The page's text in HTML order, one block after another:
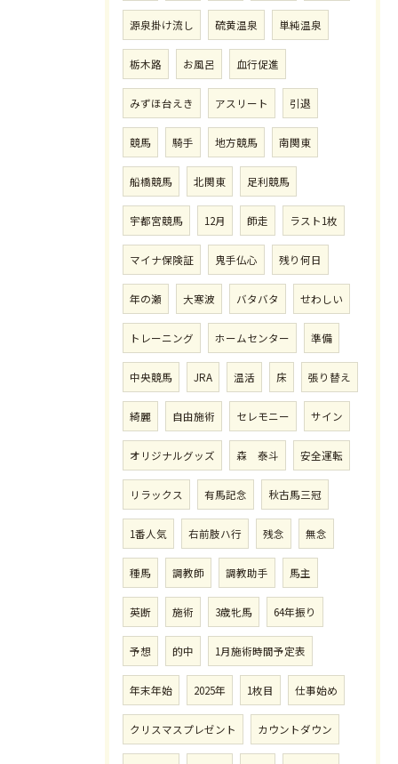
源泉掛け流し 硫黄温泉 単純温泉
栃木路 お風呂 血行促進
みずほ台えき アスリート 引退
競馬 騎手 地方競馬 南関東
船橋競馬 北関東 足利競馬
宇都宮競馬 12月 師走 ラスト1枚
マイナ保険証 鬼手仏心 残り何日
年の瀬 大寒波 バタバタ せわしい
トレーニング ホームセンター 準備
中央競馬 JRA 温活 床 張り替え
綺麗 自由施術 セレモニー サイン
オリジナルグッズ 森 泰斗 安全運転
リラックス 有馬記念 秋古馬三冠
1番人気 右前肢ハ行 残念 無念
種馬 調教師 調教助手 馬主
英断 施術 3歳牝馬 64年振り
予想 的中 1月施術時間予定表
年末年始 2025年 1枚目 仕事始め
クリスマスプレゼント カウントダウン